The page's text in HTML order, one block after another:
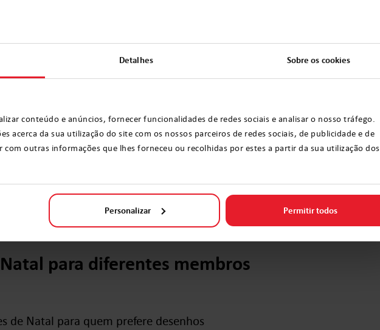
Detalhes Sobre os cookies
conteúdo e anúncios, fornecer funcionalidades de redes sociais e analisar o nosso tráfego.
acerca da sua utilização do site com os nossos parceiros de redes sociais, de publicidade e de
com outras informações que lhes forneceu ou recolhidas por estes a partir da sua utilização dos
Personalizar Permitir todos
e cores versáteis que apelarão a todos os
pode tornar os suéteres mais coesos,
individuais.
estão disponíveis em todos os tamanhos de
como para crianças. Além disso, preste
ser confortável e encaixar na figura de cada
de alta qualidade como algodão, lã ou
Evite suéteres feitos de materiais que
desconfortáveis de usar.
para diferentes membros
de Natal para quem prefere desenhos